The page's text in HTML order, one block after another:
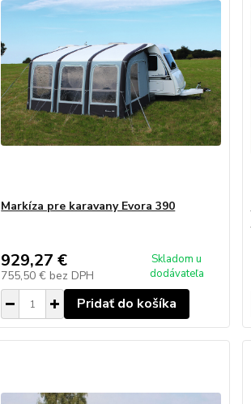
Markíza pre karavany Evora 390
929,27 €
755,50 € bez DPH
Skladom u
dodávateľa
Pridať do košíka